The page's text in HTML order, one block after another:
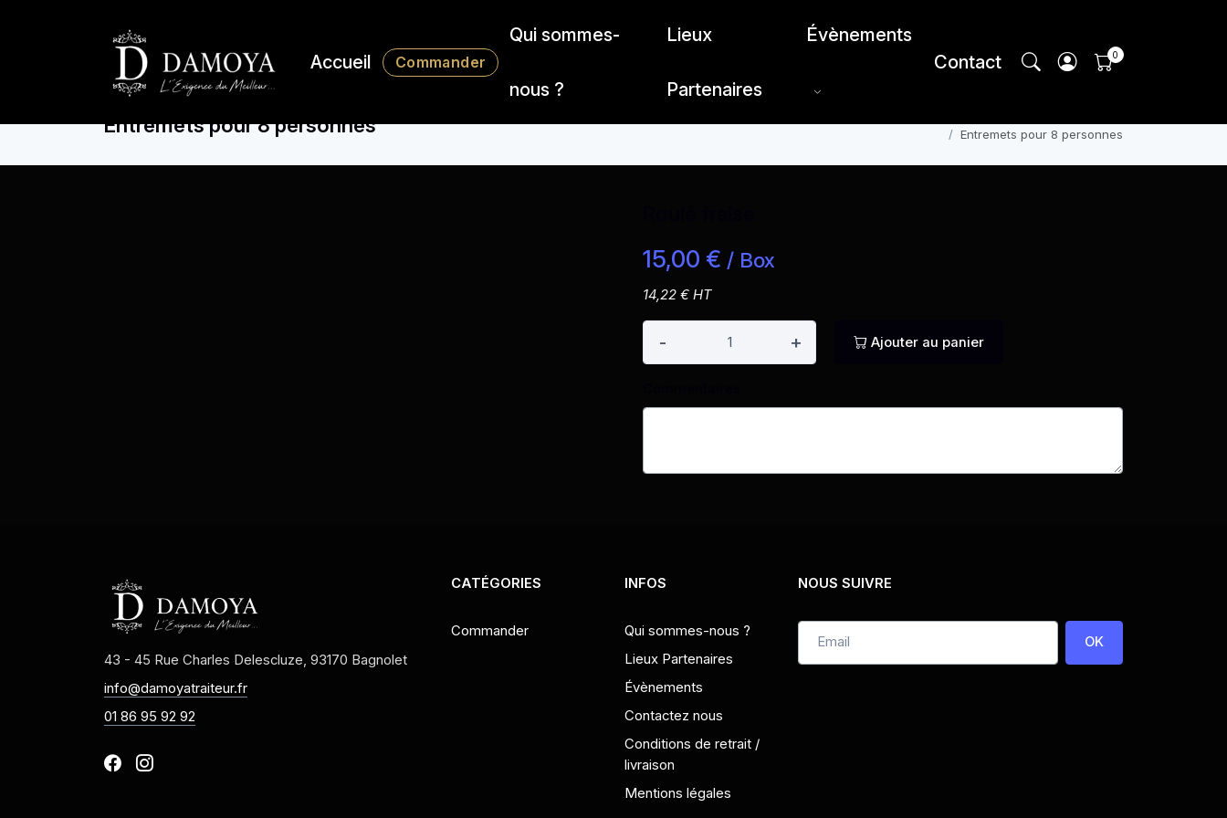
Accueil Commander
Qui sommes-
nous ?
Lieux
Partenaires
Évènements
Contact
Entremets pour 8 personnes
Entremets pour 8 personnes
15,00 € / Box
14,22 € HT
- + Ajouter au panier
43 - 45 Rue Charles Delescluze, 93170 Bagnolet
info@damoyatraiteur.fr
01 86 95 92 92
CATÉGORIES
Commander
INFOS
Qui sommes-nous ?
Lieux Partenaires
Évènements
Contactez nous
Conditions de retrait /
livraison
Mentions légales
NOUS SUIVRE
OK